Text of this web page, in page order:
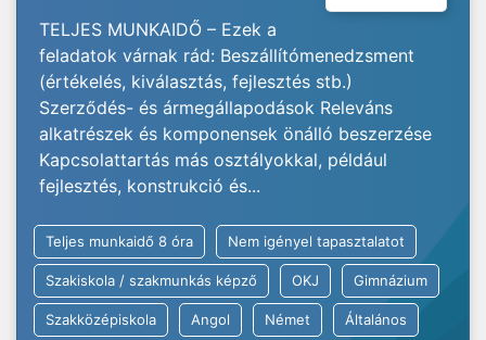
TELJES MUNKAIDŐ – Ezek a
feladatok várnak rád: Beszállítómenedzsment
(értékelés, kiválasztás, fejlesztés stb.)
Szerződés- és ármegállapodások Releváns
alkatrészek és komponensek önálló beszerzése
Kapcsolattartás más osztályokkal, például
fejlesztés, konstrukció és...
Teljes munkaidő 8 óra Nem igényel tapasztalatot
Szakiskola / szakmunkás képző OKJ Gimnázium
Szakközépiskola Angol Német Általános